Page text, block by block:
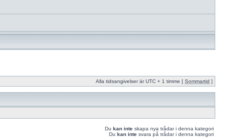
Alla tidsangivelser är UTC + 1 timme [ Sommartid ]
Du kan inte skapa nya trådar i denna kategori
Du kan inte svara på trådar i denna kategori